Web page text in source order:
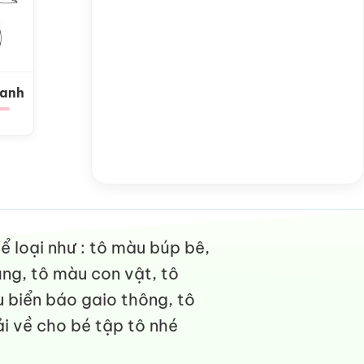
loại như : tô màu búp bê,
tô màu con vật, tô
biển báo gaio thông, tô
về cho bé tập tô nhé